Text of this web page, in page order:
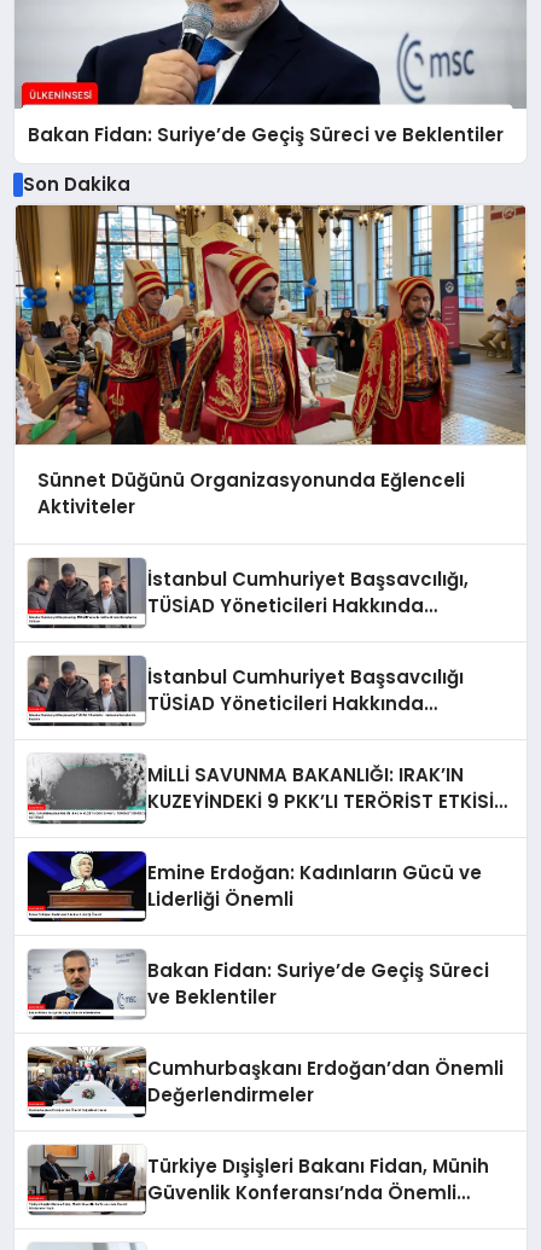
Bakan Fidan: Suriye’de Geçiş Süreci ve Beklentiler
Son Dakika
Sünnet Düğünü Organizasyonunda Eğlenceli
Aktiviteler
İstanbul Cumhuriyet Başsavcılığı,
TÜSİAD Yöneticileri Hakkında
İstanbul Cumhuriyet Başsavcılığı
TÜSİAD Yöneticileri Hakkında
MİLLİ SAVUNMA BAKANLIĞI: IRAK’IN
KUZEYİNDEKİ 9 PKK’LI TERÖRİST ETKİSİZ
Emine Erdoğan: Kadınların Gücü ve
Liderliği Önemli
Bakan Fidan: Suriye’de Geçiş Süreci
ve Beklentiler
Cumhurbaşkanı Erdoğan’dan Önemli
Değerlendirmeler
Türkiye Dışişleri Bakanı Fidan, Münih
Güvenlik Konferansı’nda Önemli